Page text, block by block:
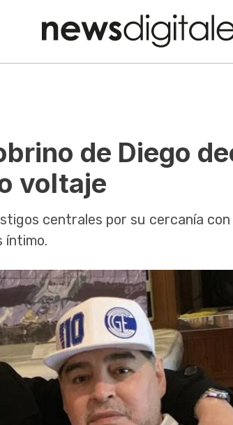
de Diego
voltaje
centrales por su cercanía
íntimo.